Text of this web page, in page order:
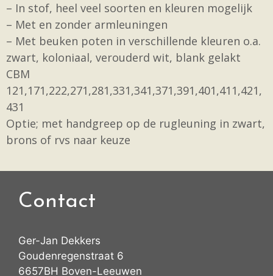
– In stof, heel veel soorten en kleuren mogelijk
– Met en zonder armleuningen
– Met beuken poten in verschillende kleuren o.a.
zwart, koloniaal, verouderd wit, blank gelakt
CBM
121,171,222,271,281,331,341,371,391,401,411,421,
431
Optie; met handgreep op de rugleuning in zwart,
brons of rvs naar keuze
Contact
Ger-Jan Dekkers
Goudenregenstraat 6
6657BH Boven-Leeuwen